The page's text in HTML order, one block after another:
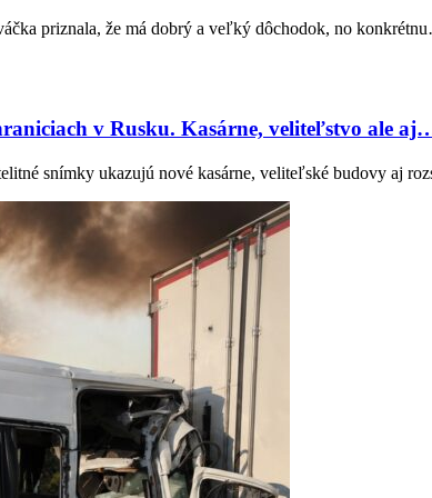
priznala, že má dobrý a veľký dôchodok, no
v Rusku. Kasárne, veliteľstvo ale
snímky ukazujú nové kasárne, veliteľské budovy aj